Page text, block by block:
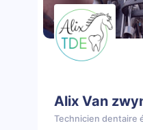
Alix Van
Technicien dentaire